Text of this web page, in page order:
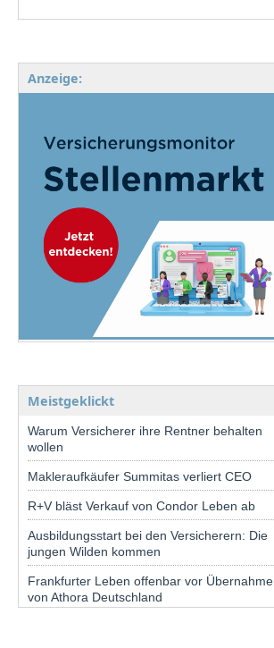
Anzeige:
Meistgeklickt
Warum Versicherer ihre Rentner behalten
wollen
Makleraufkäufer Summitas verliert CEO
R+V bläst Verkauf von Condor Leben ab
Ausbildungsstart bei den Versicherern: Die
jungen Wilden kommen
Frankfurter Leben offenbar vor Übernahme
von Athora Deutschland